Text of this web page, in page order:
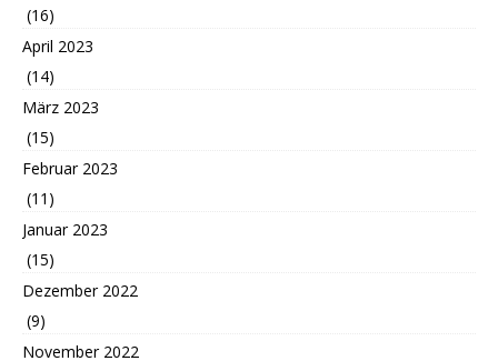
(16)
April 2023
(14)
März 2023
(15)
Februar 2023
(11)
Januar 2023
(15)
Dezember 2022
(9)
November 2022